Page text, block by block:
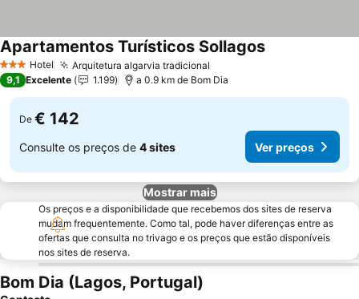
3 EstrelasHotel Arquitetura algarvia tradicional
Apartamentos Turísticos Sollagos
9,1 Excelente 1.199 a 0.9 km de Bom Dia
De € 142
Consulte os preços de 4 sites Ver preços
Mostrar mais
Os preços e a disponibilidade que recebemos dos sites de reserva
mudam frequentemente. Como tal, pode haver diferenças entre as
ofertas que consulta no trivago e os preços que estão disponíveis
nos sites de reserva.
Bom Dia (Lagos, Portugal)